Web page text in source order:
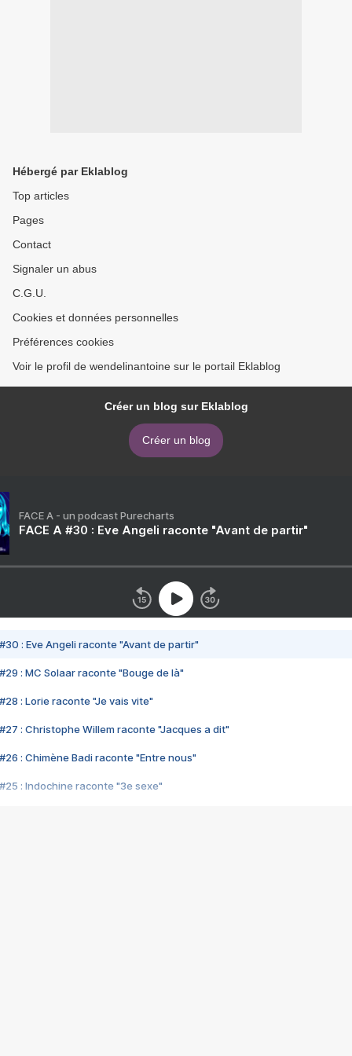
Hébergé par Eklablog
Top articles
Pages
Contact
Signaler un abus
C.G.U.
Cookies et données personnelles
Préférences cookies
Voir le profil de wendelinantoine sur le portail Eklablog
Créer un blog sur Eklablog
Créer un blog
FACE A - un podcast Purecharts
FACE A #30 : Eve Angeli raconte "Avant de partir"
#30 : Eve Angeli raconte "Avant de partir"
#29 : MC Solaar raconte "Bouge de là"
#28 : Lorie raconte "Je vais vite"
#27 : Christophe Willem raconte "Jacques a dit"
#26 : Chimène Badi raconte "Entre nous"
#25 : Indochine raconte "3e sexe"